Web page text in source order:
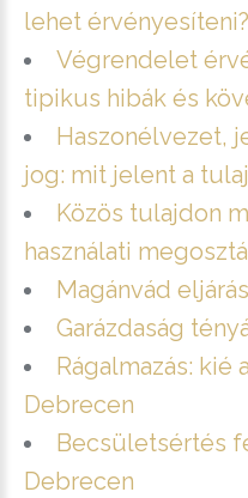
lehet érvényesíteni?
Végrendelet
tipikus hibák és
Haszonélvezet,
jog: mit jelent a
Közös tulajdon
használati
Magánvád
Garázdaság
Rágalmazás: kié
Debrecen
Becsületsértés
Debrecen